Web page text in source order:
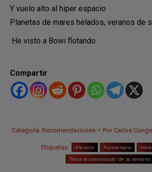
Y vuelo alto al hiper espacio
Planetas de mares helados, veranos de
He visto a Bowi flotando
Compartir
Categoría: Recomendaciones Por Carlos
Etiquetas: Alicante Autoterapia
Tema recomendado de la semana